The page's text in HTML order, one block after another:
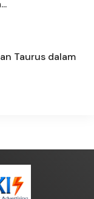
Taurus dalam